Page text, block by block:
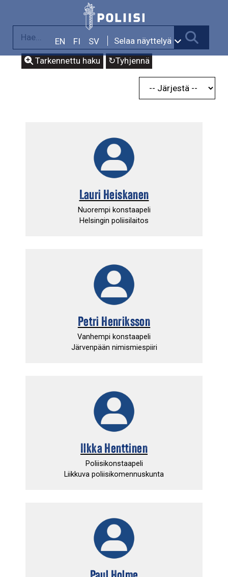
EN FI SV
Selaa näyttelyä
Tarkennettu haku
↻Tyhjennä
Lauri Heiskanen
Nuorempi konstaapeli
Helsingin poliisilaitos
Petri Henriksson
Vanhempi konstaapeli
Järvenpään nimismiespiiri
Ilkka Henttinen
Poliisikonstaapeli
Liikkuva poliisikomennuskunta